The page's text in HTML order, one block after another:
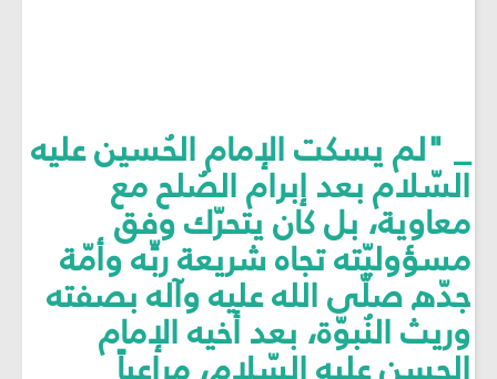
_ "لم يسكت الإمام الحُسين عليه
السّلام بعد إبرام الصُلح مع
معاوية، بل كان يتحرّك وفق
مسؤوليّته تجاه شريعة ربِّه وأمّة
جدّه صلّى الله عليه وآله بصفته
وريث النُبوّة، بعد أخيه الإمام